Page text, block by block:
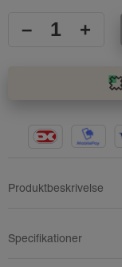
– +
Produktbeskrivelse
Specifikationer